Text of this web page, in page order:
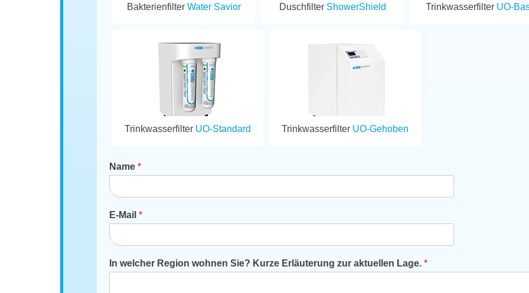
Bakterienfilter Water Savior Duschfilter ShowerShield Trinkwasserfilter UO-
Trinkwasserfilter UO-Standard Trinkwasserfilter UO-Gehoben
Name*
E-Mail*
In welcher Region wohnen Sie? Kurze Erläuterung zur aktuellen Lage.*